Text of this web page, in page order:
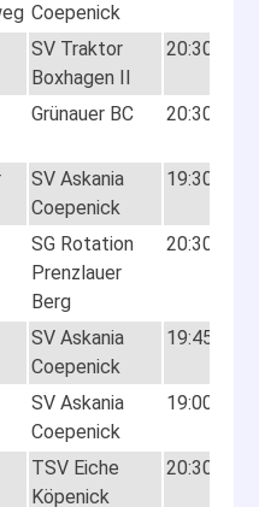
Coepenick
SV Traktor
Boxhagen II
20:30
Grünauer BC 20:30
SV Askania
Coepenick
19:30
SG Rotation
Prenzlauer
Berg
20:30
SV Askania
Coepenick
19:45
SV Askania
Coepenick
19:00
TSV Eiche
Köpenick
20:30